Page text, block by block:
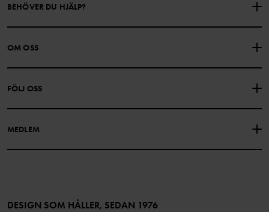
BEHÖVER DU HJÄLP?
KONTAKTA OSS
PRESENTKORTSALDO KÖPVILLKOR
INTEGRITETSPOLICY
OM OSS
FÖLJ OSS
MEDLEM
Bli medlem
DESIGN SOM HÅLLER, SEDAN 1976